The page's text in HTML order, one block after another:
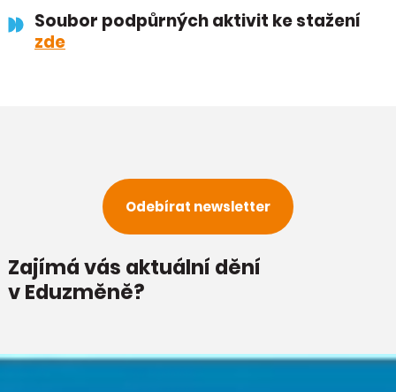
Soubor podpůrných aktivit ke stažení
zde
Odebírat newsletter
Zajímá vás aktuální dění
v Eduzměně?